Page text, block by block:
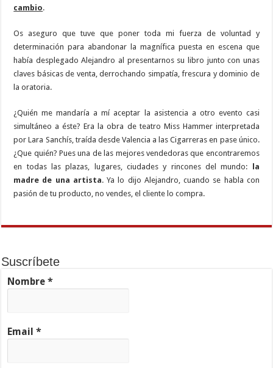
cambio.
Os aseguro que tuve que poner toda mi fuerza de voluntad y
determinación para abandonar la magnífica puesta en escena que
había desplegado Alejandro al presentarnos su libro junto con unas
claves básicas de venta, derrochando simpatía, frescura y dominio de
la oratoria.
¿Quién me mandaría a mí aceptar la asistencia a otro evento casi
simultáneo a éste? Era la obra de teatro Miss Hammer interpretada
por Lara Sanchís, traída desde Valencia a las Cigarreras en pase único.
¿Que quién? Pues una de las mejores vendedoras que encontraremos
en todas las plazas, lugares, ciudades y rincones del mundo:
la
madre de una artista. Ya lo dijo Alejandro, cuando se habla con
pasión de tu producto, no vendes, el cliente lo compra.
Suscríbete
Nombre*
Email*